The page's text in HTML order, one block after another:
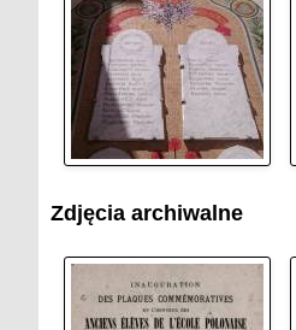
Zdjęcia archiwalne